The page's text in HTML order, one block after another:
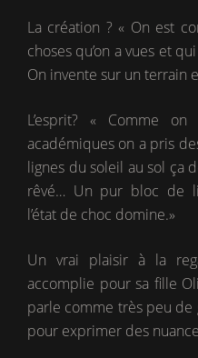
La création ? « On est
choses qu’on a vues et
On invente sur un terrain
L’esprit? « Comme
académiques on a pris
lignes du soleil au sol ça
rêvé… Un pur bloc de
l’état de choc domine.»
Un vrai plaisir à la
accomplie pour sa fille
parle comme très peu de
pour exprimer des